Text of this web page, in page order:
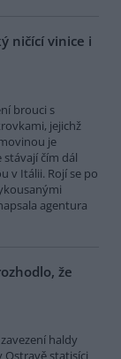
ničící vinice i
brouci s
jejichž
je
stávají čím dál
v Itálii. Rojí se po
agentura
že
haldy
Ostravě statisíci